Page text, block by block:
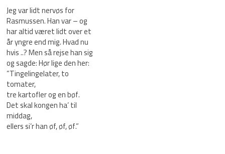
Jeg var lidt nervøs for
Rasmussen. Han var – og
har altid været lidt over et
år yngre end mig. Hvad nu
hvis ..? Men så rejse han sig
og sagde: Hør lige den her:
”Tingelingelater, to
tomater,
tre kartofler og en bøf.
Det skal kongen ha’ til
middag,
ellers si’r han øf, øf, øf.”